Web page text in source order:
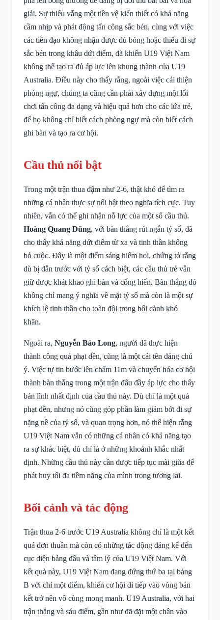
giải. Sự thiếu vắng một tiền vệ kiến thiết có khả năng
cầm nhịp và phát động tấn công sắc bén, cùng với việc
các tiền đạo không nhận được đủ bóng hoặc thiếu đi sự
sắc bén trong khâu dứt điểm, đã khiến U19 Việt Nam
không thể tạo ra đủ áp lực lên khung thành của U19
Australia. Điều này cho thấy rằng, ngoài việc cải thiện
phòng ngự, chúng ta cũng cần phải xây dựng một lối
chơi tấn công đa dạng và hiệu quả hơn cho các lứa trẻ,
để họ không chỉ biết cách phòng ngự mà còn biết cách
ghi bàn và tạo ra cơ hội.
Cầu thủ nổi bật
Trong một trận thua đậm như 2-6, thật khó để tìm ra
những cá nhân thực sự nổi bật theo nghĩa tích cực. Tuy
nhiên, vẫn có thể ghi nhận nỗ lực của một số cầu thủ.
Hoàng Quang Dũng, với bàn thắng rút ngắn tỷ số, đã
cho thấy khả năng dứt điểm từ xa và tinh thần không
bỏ cuộc. Đây là một điểm sáng hiếm hoi, chứng tỏ rằng
dù bị dẫn trước với tỷ số cách biệt, các cầu thủ trẻ vẫn
giữ được khát khao ghi bàn và cống hiến. Bàn thắng đó
không chỉ mang ý nghĩa về mặt tỷ số mà còn là một sự
khích lệ tinh thần cho toàn đội trong bối cảnh khó
khăn.
Ngoài ra, Nguyễn Bảo Long, người đã thực hiện
thành công quả phạt đền, cũng là một cái tên đáng chú
ý. Việc tự tin bước lên chấm 11m và chuyển hóa cơ hội
thành bàn thắng trong một trận đấu đầy áp lực cho thấy
bản lĩnh nhất định của cầu thủ này. Dù chỉ là một quả
phạt đền, nhưng nó cũng góp phần làm giảm bớt đi sự
nặng nề của tỷ số, và quan trọng hơn, nó thể hiện rằng
U19 Việt Nam vẫn có những cá nhân có khả năng tạo
ra sự khác biệt, dù chỉ là ở những khoảnh khắc nhất
định. Những cầu thủ này cần được tiếp tục mài giũa để
phát huy tối đa tiềm năng của mình trong tương lai.
Bối cảnh và tác động
Trận thua 2-6 trước U19 Australia không chỉ là một kết
quả đơn thuần mà còn có những tác động đáng kể đến
cục diện bảng đấu và tâm lý của U19 Việt Nam. Với
kết quả này, U19 Việt Nam đang đứng thứ ba tại bảng
B với chỉ một điểm, khiến cơ hội đi tiếp vào vòng bán
kết trở nên vô cùng mong manh. U19 Australia, với hai
trận thắng và sáu điểm, gần như đã đặt một chân vào